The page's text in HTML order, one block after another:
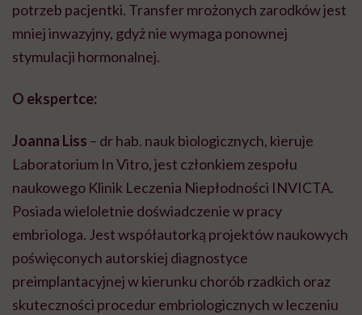
potrzeb pacjentki. Transfer mrożonych zarodków jest
mniej inwazyjny, gdyż nie wymaga ponownej
stymulacji hormonalnej.
O ekspertce:
Joanna Liss – dr hab. nauk biologicznych, kieruje
Laboratorium In Vitro, jest członkiem zespołu
naukowego Klinik Leczenia Niepłodności INVICTA.
Posiada wieloletnie doświadczenie w pracy
embriologa. Jest współautorką projektów naukowych
poświęconych autorskiej diagnostyce
preimplantacyjnej w kierunku chorób rzadkich oraz
skuteczności procedur embriologicznych w leczeniu